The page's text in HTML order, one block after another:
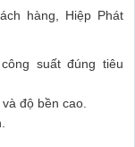
hàng, Hiệp Phát
suất đúng tiêu
độ bền cao.